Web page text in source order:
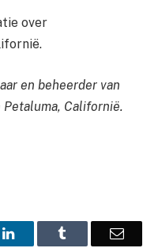
over
en beheerder van
Californië.
LinkedIn Email